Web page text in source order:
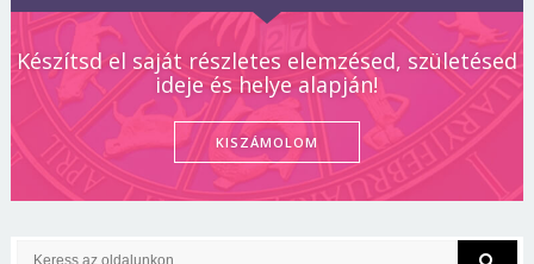
Készítsd el saját részletes elemzésed, születésed
ideje és helye alapján!
KISZÁMOLOM